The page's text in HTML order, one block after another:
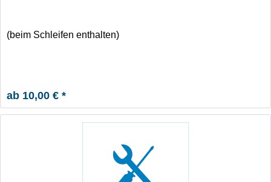
(beim Schleifen enthalten)
ab 10,00 € *